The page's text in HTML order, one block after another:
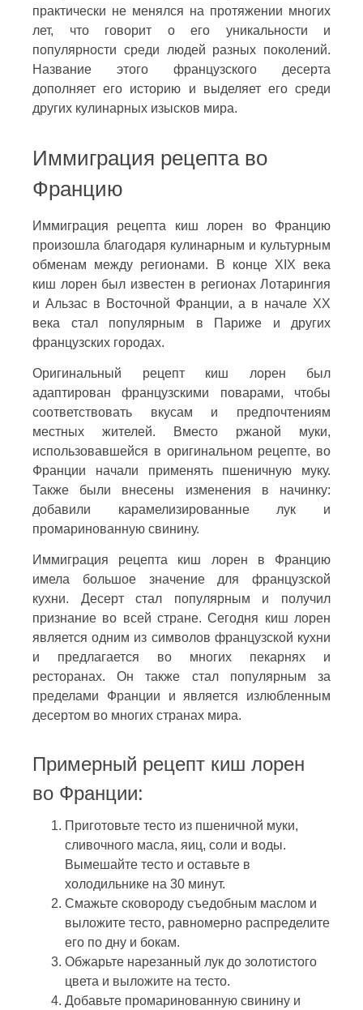
практически не менялся на протяжении многих
лет, что говорит о его уникальности и
популярности среди людей разных поколений.
Название этого французского десерта
дополняет его историю и выделяет его среди
других кулинарных изысков мира.
Иммиграция рецепта во
Францию
Иммиграция рецепта киш лорен во Францию
произошла благодаря кулинарным и культурным
обменам между регионами. В конце XIX века
киш лорен был известен в регионах Лотарингия
и Альзас в Восточной Франции, а в начале XX
века стал популярным в Париже и других
французских городах.
Оригинальный рецепт киш лорен был
адаптирован французскими поварами, чтобы
соответствовать вкусам и предпочтениям
местных жителей. Вместо ржаной муки,
использовавшейся в оригинальном рецепте, во
Франции начали применять пшеничную муку.
Также были внесены изменения в начинку:
добавили карамелизированные лук и
промаринованную свинину.
Иммиграция рецепта киш лорен в Францию
имела большое значение для французской
кухни. Десерт стал популярным и получил
признание во всей стране. Сегодня киш лорен
является одним из символов французской кухни
и предлагается во многих пекарнях и
ресторанах. Он также стал популярным за
пределами Франции и является излюбленным
десертом во многих странах мира.
Примерный рецепт киш лорен
во Франции:
Приготовьте тесто из пшеничной муки,
сливочного масла, яиц, соли и воды.
Вымешайте тесто и оставьте в
холодильнике на 30 минут.
Смажьте сковороду съедобным маслом и
выложите тесто, равномерно распределите
его по дну и бокам.
Обжарьте нарезанный лук до золотистого
цвета и выложите на тесто.
Добавьте промаринованную свинину и